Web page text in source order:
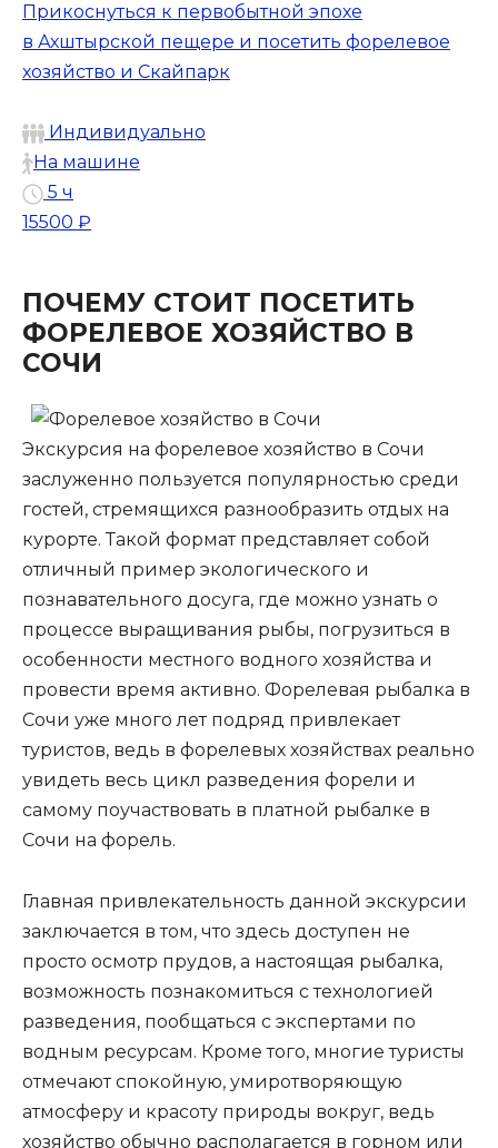
Прикоснуться к первобытной эпохе
в Ахштырской пещере и посетить форелевое
хозяйство и Скайпарк
Индивидуально
На машине
5 ч
15500 ₽
ПОЧЕМУ СТОИТ ПОСЕТИТЬ
ФОРЕЛЕВОЕ ХОЗЯЙСТВО В
СОЧИ
Экскурсия на форелевое хозяйство в Сочи
заслуженно пользуется популярностью среди
гостей, стремящихся разнообразить отдых на
курорте. Такой формат представляет собой
отличный пример экологического и
познавательного досуга, где можно узнать о
процессе выращивания рыбы, погрузиться в
особенности местного водного хозяйства и
провести время активно. Форелевая рыбалка в
Сочи уже много лет подряд привлекает
туристов, ведь в форелевых хозяйствах реально
увидеть весь цикл разведения форели и
самому поучаствовать в платной рыбалке в
Сочи на форель.
Главная привлекательность данной экскурсии
заключается в том, что здесь доступен не
просто осмотр прудов, а настоящая рыбалка,
возможность познакомиться с технологией
разведения, пообщаться с экспертами по
водным ресурсам. Кроме того, многие туристы
отмечают спокойную, умиротворяющую
атмосферу и красоту природы вокруг, ведь
хозяйство обычно располагается в горном или